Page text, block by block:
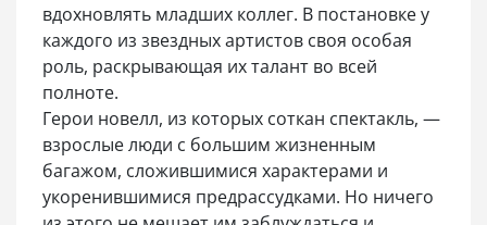
вдохновлять младших коллег. В постановке у
каждого из звездных артистов своя особая
роль, раскрывающая их талант во всей
полноте.
Герои новелл, из которых соткан спектакль, —
взрослые люди с большим жизненным
багажом, сложившимися характерами и
укоренившимися предрассудками. Но ничего